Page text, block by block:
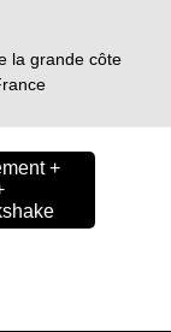
la grande côte
+